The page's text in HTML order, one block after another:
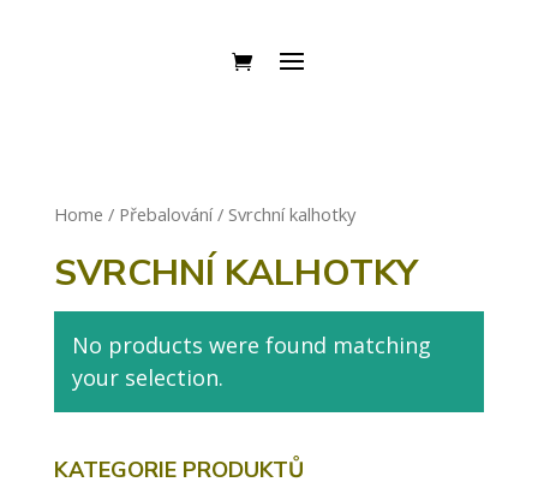
Home / Přebalování/ Svrchní kalhotky
SVRCHNÍ KALHOTKY
No products were found matching
your selection.
KATEGORIE PRODUKTŮ